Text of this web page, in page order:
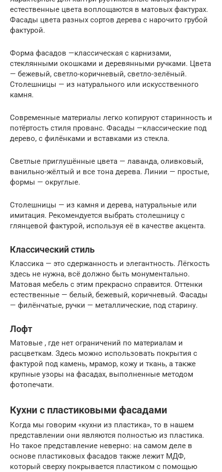
естественные цвета воплощаются в матовых фактурах.
Фасады цвета разных сортов дерева с нарочито грубой
фактурой.
Форма фасадов —классическая с карнизами,
стеклянными окошками и деревянными ручками. Цвета
— бежевый, светло-коричневый, светло-зелёный.
Столешницы — из натурального или искусственного
камня.
Современные материалы легко копируют старинность и
потёртость стиля прованс. Фасады —классические под
дерево, с филёнками и вставками из стекла.
Светлые приглушённые цвета — лаванда, оливковый,
ванильно-жёлтый и все тона дерева. Линии — простые,
формы — округлые.
Столешницы — из камня и дерева, натуральные или
имитация. Рекомендуется выбрать столешницу с
глянцевой фактурой, используя её в качестве акцента.
Классический стиль
Классика — это сдержанность и элегантность. Лёгкость
здесь не нужна, всё должно быть монументально.
Матовая мебель с этим прекрасно справится. Оттенки
естественные — белый, бежевый, коричневый. Фасады
— филёнчатые, ручки — металлические, под старину.
Лофт
Матовые , где нет ограничений по материалам и
расцветкам. Здесь можно использовать покрытия с
фактурой под камень, мрамор, кожу и ткань, а также
крупные узоры на фасадах, выполненные методом
фотопечати.
Кухни с пластиковыми фасадами
Когда мы говорим «кухни из пластика», то в нашем
представлении они являются полностью из пластика.
Но такое представление неверно: на самом деле в
основе пластиковых фасадов также лежит МДФ,
который сверху покрывается пластиком с помощью